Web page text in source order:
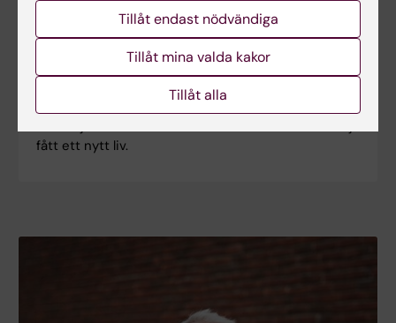
Behandling vid Södersjukhuset har gett mig
ett nytt liv
21-åriga Linnéa Camel har varit svårt allergisk mot
mjölk och ägg sedan födseln. Tack vare en
behandlingsmetod som tagits fram på
fått ett nytt liv.
Tillåt endast nödvändiga
Tillåt mina valda kakor
Tillåt alla